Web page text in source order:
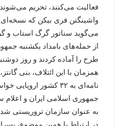
فعالیت می‌کنند، تحریم
واشینگتن فری بیکن که نسخه‌ای
می‌گوید سناتور گرگ استاب و
از حمله‌های بامداد یکشنبه
طرح را آماده کردند و روز
همزمان با این ائتلاف، بنی
نامه‌ای به ۳۲ کشور
جمهوری اسلامی ایران و اعلام
به عنوان سازمان تروریستی
در ارتباط با همین موضوع،